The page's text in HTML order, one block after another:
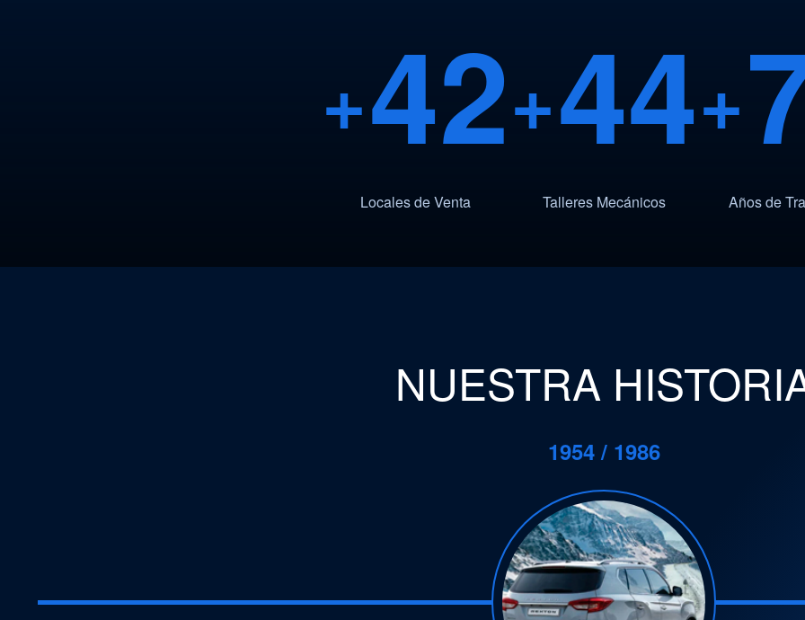
+42
Locales de Venta
+44
Talleres Mecánicos
+
Años de
NUESTRA
1954 / 1986